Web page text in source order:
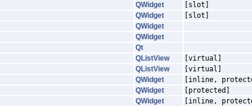
QWidget
[slot]
QWidget
[slot]
QWidget
QWidget
Qt
QListView
[virtual]
QListView
[virtual]
QWidget
[inline,
QWidget
[protected]
QWidget
[inline,